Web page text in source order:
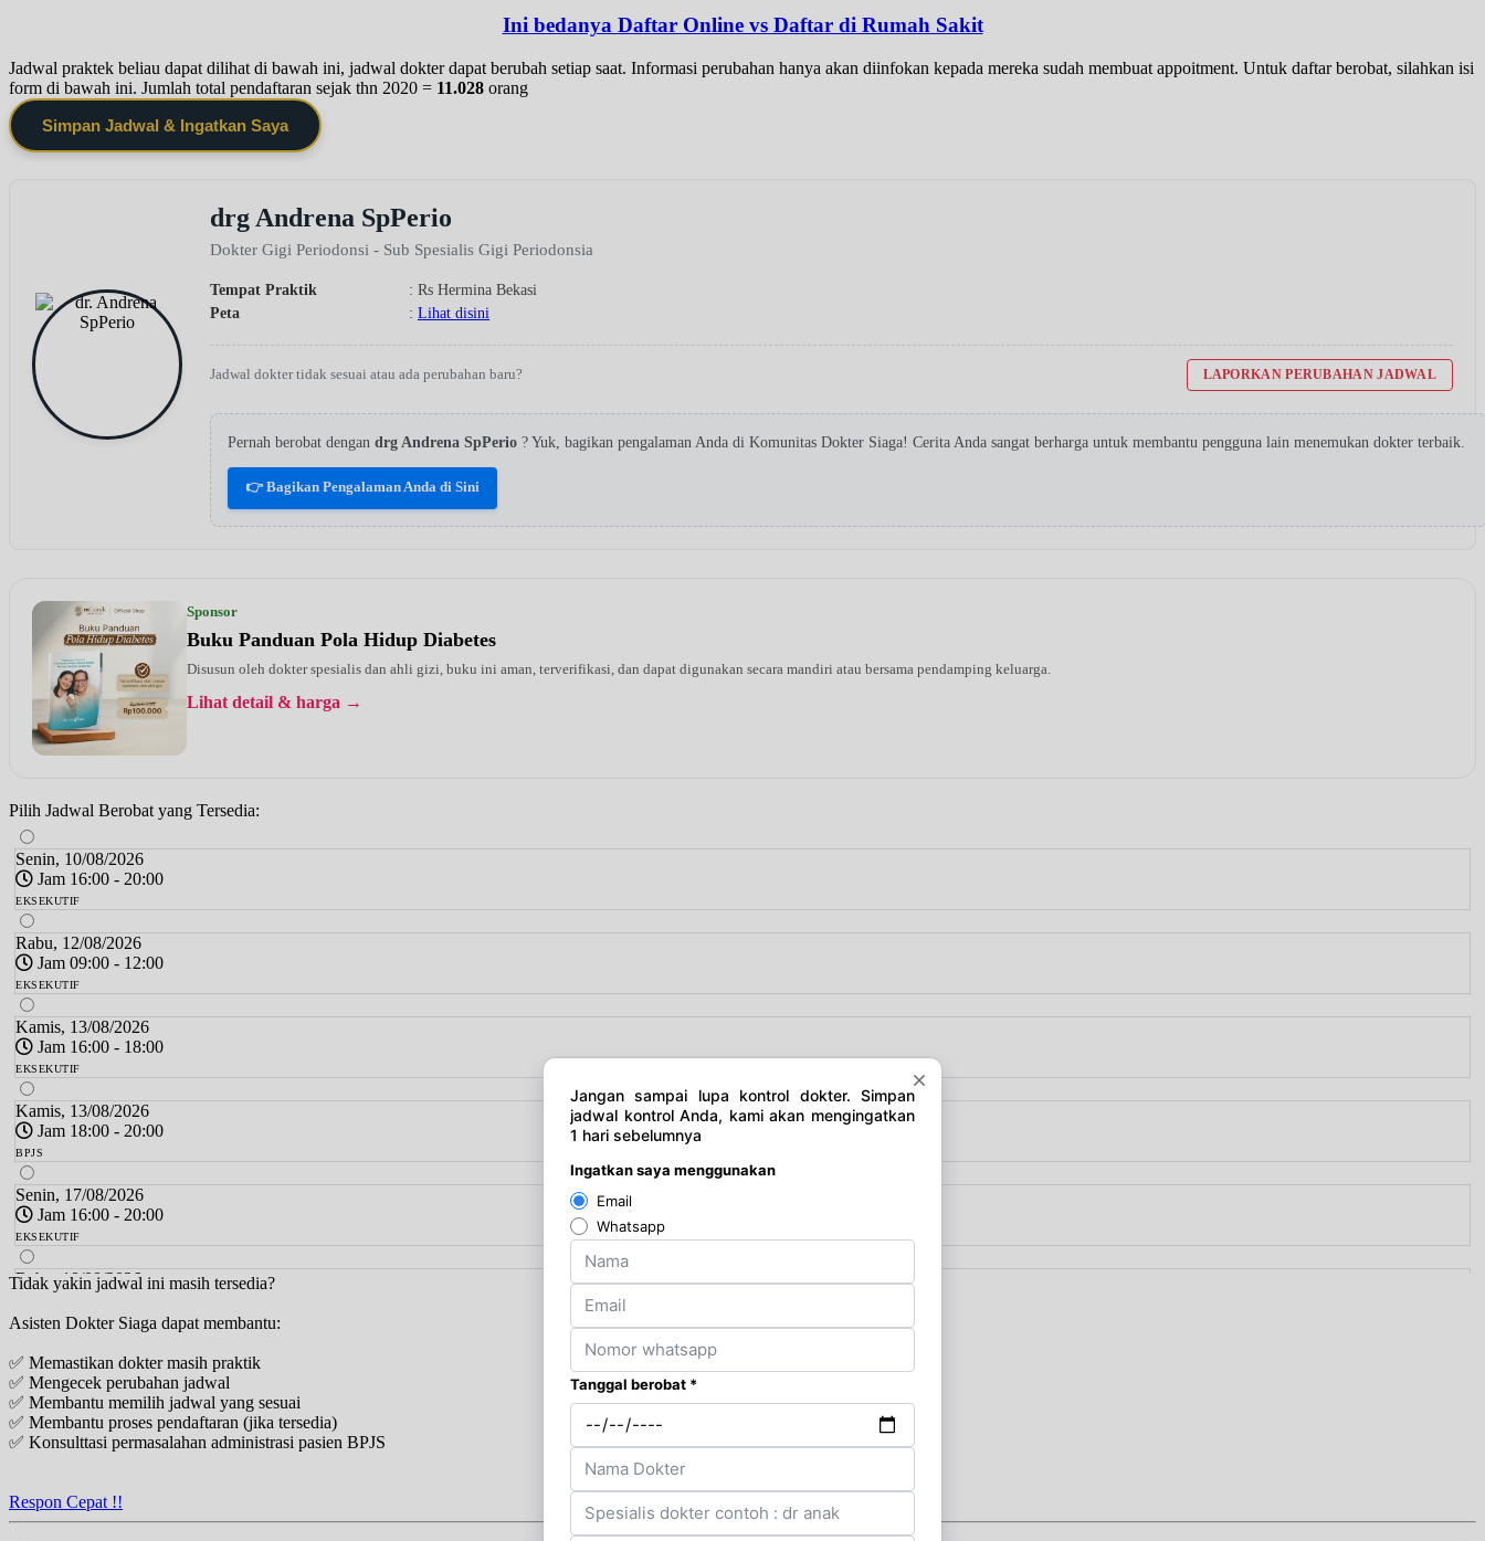
Ini bedanya Daftar Online vs Daftar di Rumah Sakit
Jadwal praktek beliau dapat dilihat di bawah ini, jadwal dokter dapat berubah setiap saat. Informasi perubahan hanya akan diinfokan kepada mereka sudah membuat appoitment. Untuk daftar berobat, silahkan isi
form di bawah ini. Jumlah total pendaftaran sejak thn 2020 = 11.028 orang
Simpan Jadwal & Ingatkan Saya
drg Andrena SpPerio
Dokter Gigi Periodonsi - Sub Spesialis Gigi Periodonsia
Tempat Praktik
: Rs Hermina Bekasi
Peta
: Lihat disini
Jadwal dokter tidak sesuai atau ada perubahan baru? LAPORKAN PERUBAHAN JADWAL
Pernah berobat dengan drg Andrena SpPerio ? Yuk, bagikan pengalaman Anda di Komunitas Dokter Siaga! Cerita Anda sangat berharga untuk membantu pengguna lain menemukan dokter terbaik.
👉 Bagikan Pengalaman Anda di Sini
Sponsor
Buku Panduan Pola Hidup Diabetes
Disusun oleh dokter spesialis dan ahli gizi, buku ini aman, terverifikasi, dan dapat digunakan secara mandiri atau bersama pendamping keluarga.
Lihat detail & harga →
Pilih Jadwal Berobat yang Tersedia:
Senin, 10/08/2026
Jam 16:00 - 20:00
EKSEKUTIF
Rabu, 12/08/2026
Jam 09:00 - 12:00
EKSEKUTIF
Kamis, 13/08/2026
Jam 16:00 - 18:00
EKSEKUTIF
Kamis, 13/08/2026
Jam 18:00 - 20:00
BPJS
Senin, 17/08/2026
Jam 16:00 - 20:00
EKSEKUTIF
Rabu, 19/08/2026
Jam 09:00 - 12:00
EKSEKUTIF
Kamis, 20/08/2026
Jam 16:00 - 18:00
EKSEKUTIF
Kamis, 20/08/2026
Tidak yakin jadwal ini masih tersedia?
Asisten Dokter Siaga dapat membantu:
✅ Memastikan dokter masih praktik
✅ Mengecek perubahan jadwal
✅ Membantu memilih jadwal yang sesuai
✅ Membantu proses pendaftaran (jika tersedia)
✅ Konsulttasi permasalahan administrasi pasien BPJS
Respon Cepat !!